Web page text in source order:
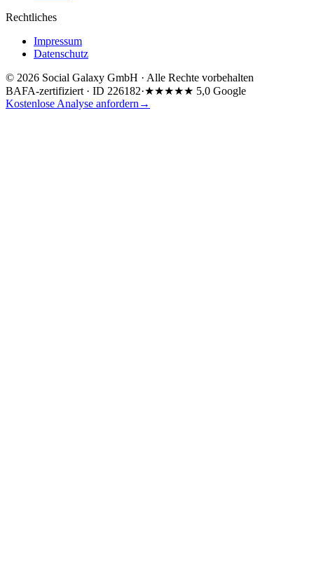
Rechtliches
Impressum
Datenschutz
© 2026 Social Galaxy GmbH · Alle Rechte vorbehalten
BAFA-zertifiziert · ID 226182·★★★★★ 5,0 Google
Kostenlose Analyse anfordern →